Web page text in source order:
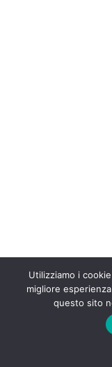
Utilizziamo i
migliore
questo sito